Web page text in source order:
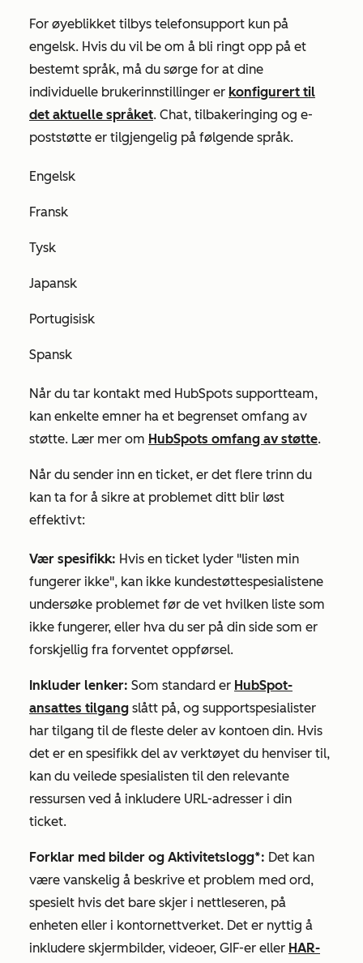
For øyeblikket tilbys telefonsupport kun på
engelsk. Hvis du vil be om å bli ringt opp på et
bestemt språk, må du sørge for at dine
individuelle brukerinnstillinger er konfigurert til
det aktuelle språket. Chat, tilbakeringing og e-
poststøtte er tilgjengelig på følgende språk.
Engelsk
Fransk
Tysk
Japansk
Portugisisk
Spansk
Når du tar kontakt med HubSpots supportteam,
kan enkelte emner ha et begrenset omfang av
støtte. Lær mer om HubSpots omfang av støtte.
Når du sender inn en ticket, er det flere trinn du
kan ta for å sikre at problemet ditt blir løst
effektivt:
Vær spesifikk: Hvis en ticket lyder "listen min
fungerer ikke", kan ikke kundestøttespesialistene
undersøke problemet før de vet hvilken liste som
ikke fungerer, eller hva du ser på din side som er
forskjellig fra forventet oppførsel.
Inkluder lenker: Som standard er HubSpot-
ansattes tilgang slått på, og supportspesialister
har tilgang til de fleste deler av kontoen din. Hvis
det er en spesifikk del av verktøyet du henviser til,
kan du veilede spesialisten til den relevante
ressursen ved å inkludere URL-adresser i din
ticket.
Forklar med bilder og Aktivitetslogg*: Det kan
være vanskelig å beskrive et problem med ord,
spesielt hvis det bare skjer i nettleseren, på
enheten eller i kontornettverket. Det er nyttig å
inkludere skjermbilder, videoer, GIF-er eller HAR-